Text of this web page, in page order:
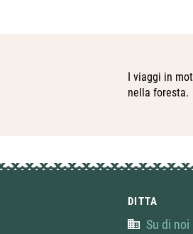
I viaggi in
nella foresta.
DITTA
Su di noi